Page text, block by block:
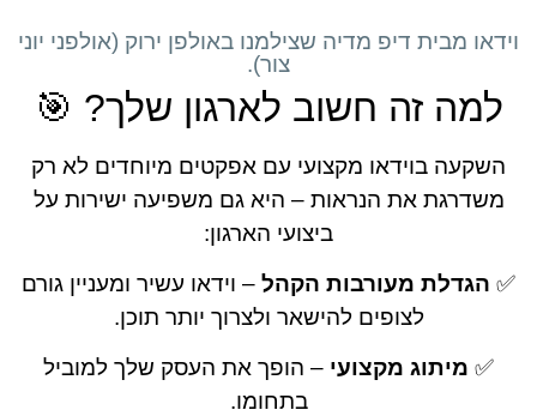
מבית דיפ מדיה שצילמנו באולפן ירוק (אולפני יוני
זה חשוב לארגון שלך? 🎯
בוידאו מקצועי עם אפקטים מיוחדים לא רק
את הנראות – היא גם משפיעה ישירות על
ביצועי הארגון:
מעורבות הקהל – וידאו עשיר ומעניין גורם
לצופים להישאר ולצרוך יותר תוכן.
מיתוג מקצועי– הופך את העסק שלך למוביל
בתחומו.